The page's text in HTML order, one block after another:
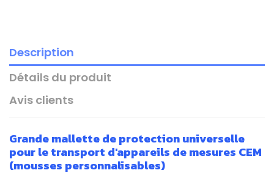
Description
Détails du produit
Avis clients
Grande mallette de protection universelle
pour le transport d'appareils de mesures CEM
(mousses personnalisables)